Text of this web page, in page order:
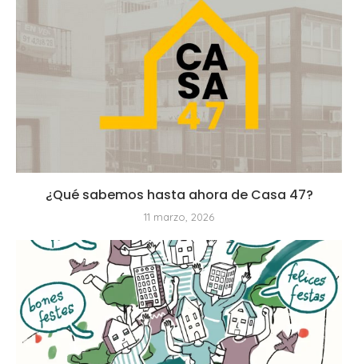
¿Qué sabemos hasta ahora de Casa 47?
11 marzo, 2026